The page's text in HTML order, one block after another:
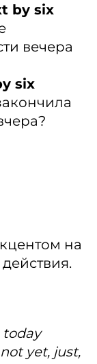
by six
вечера
six
на
today
yet, just,